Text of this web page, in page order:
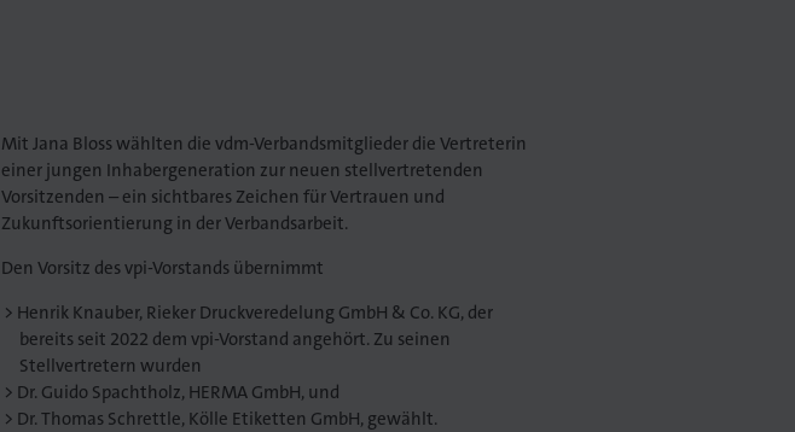
Mit Jana Bloss wählten die vdm-Verbandsmitglieder die Vertreterin
einer jungen Inhabergeneration zur neuen stellvertretenden
Vorsitzenden – ein sichtbares Zeichen für Vertrauen und
Zukunftsorientierung in der Verbandsarbeit.
Den Vorsitz des vpi-Vorstands übernimmt
Henrik Knauber, Rieker Druckveredelung GmbH & Co. KG, der
bereits seit 2022 dem vpi-Vorstand angehört. Zu seinen
Stellvertretern wurden
Dr. Guido Spachtholz, HERMA GmbH, und
Dr. Thomas Schrettle, Kölle Etiketten GmbH, gewählt.